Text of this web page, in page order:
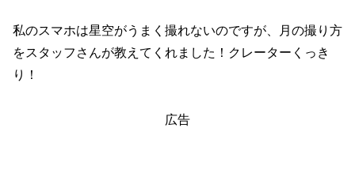
私のスマホは星空がうまく撮れないのですが、月の撮り方
をスタッフさんが教えてくれました！クレーターくっき
り！
広告